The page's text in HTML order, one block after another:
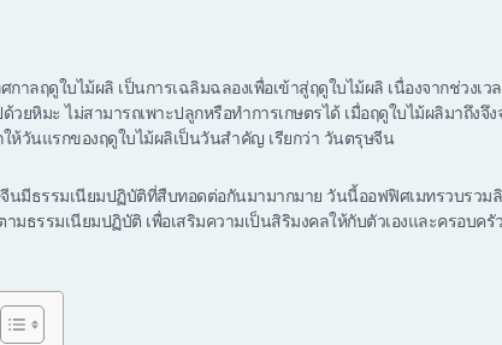
าลฤดูใบไม้ผลิ เป็นการเฉลิมฉลองเพื่อเข้าสู่ฤดูใบไม้ผลิ เนื่องจากช่วงเ
ยหิมะ ไม่สามารถเพาะปลูกหรือทำการเกษตรได้ เมื่อฤดูใบไม้ผลิมาถึงจึ
ห้วันแรกของฤดูใบไม้ผลิเป็นวันสำคัญ เรียกว่า วันตรุษจีน
นมีธรรมเนียมปฏิบัติที่สืบทอดต่อกันมามากมาย วันนี้ออฟฟิศเมทรวบรวม
มธรรมเนียมปฏิบัติ เพื่อเสริมความเป็นสิริมงคลให้กับตัวเองและครอบครั